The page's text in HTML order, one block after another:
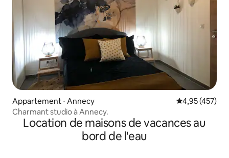
Appartement ⋅ Annecy Évaluation
4,95 (457)
Charmant studio à Annecy.
Location de maisons de vacances au
bord de l'eau